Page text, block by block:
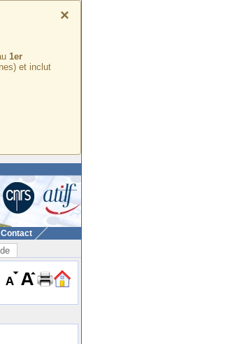
×
1er
et inclut
Contact